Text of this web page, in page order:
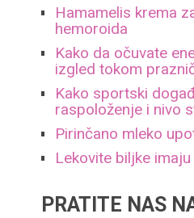
Hamamelis krema
hemoroida
Kako da očuvate
izgled tokom
Kako sportski
raspoloženje i nivo
Pirinčano mleko
Lekovite biljke
PRATITE NAS